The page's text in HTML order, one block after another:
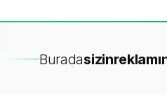
Buradasizin